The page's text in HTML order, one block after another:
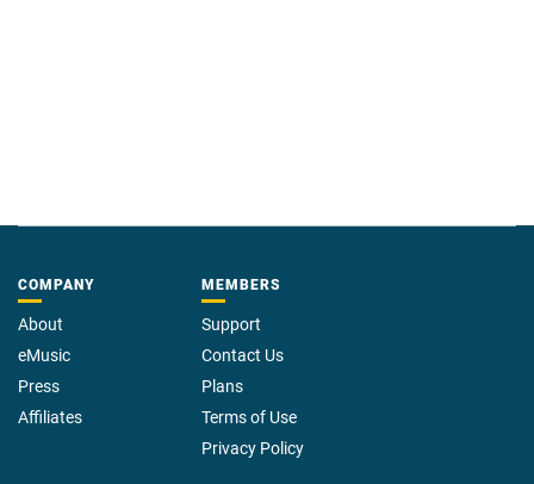
COMPANY
About
eMusic
Press
Affiliates
MEMBERS
Support
Contact Us
Plans
Terms of Use
Privacy Policy